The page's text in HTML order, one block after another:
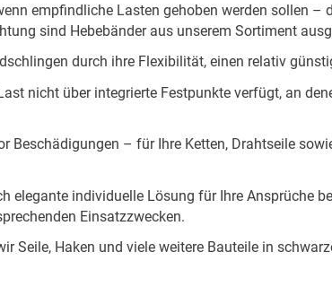
empfindliche Lasten gehoben werden sollen
sind Hebebänder aus unserem Sortiment
durch ihre Flexibilität, einen relativ
nicht über integrierte Festpunkte verfügt, an
Beschädigungen – für Ihre Ketten, Drahtseile
elegante individuelle Lösung für Ihre Ansprüche
Einsatzzwecken.
Seile, Haken und viele weitere Bauteile in